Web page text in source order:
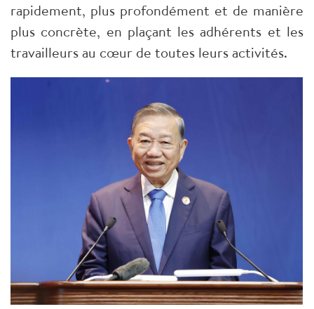
rapidement, plus profondément et de manière
plus concrète, en plaçant les adhérents et les
travailleurs au cœur de toutes leurs activités.